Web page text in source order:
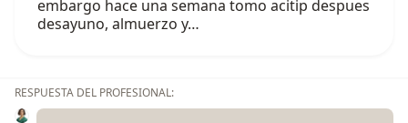
embargo hace una semana tomo acitip despues
desayuno, almuerzo y…
RESPUESTA DEL PROFESIONAL: